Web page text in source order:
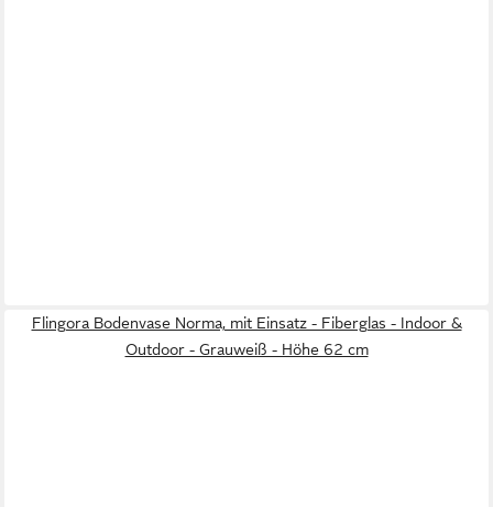
Flingora Bodenvase Norma, mit Einsatz - Fiberglas - Indoor &
Outdoor - Grauweiß - Höhe 62 cm